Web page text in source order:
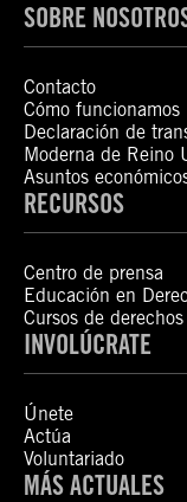
SOBRE
Contacto
Cómo funcionamos
Declaración de
Moderna de Reino
Asuntos
RECURSOS
Centro de prensa
Educación en
Cursos de
INVOLÚCRATE
Únete
Actúa
Voluntariado
MÁS ACTUALES